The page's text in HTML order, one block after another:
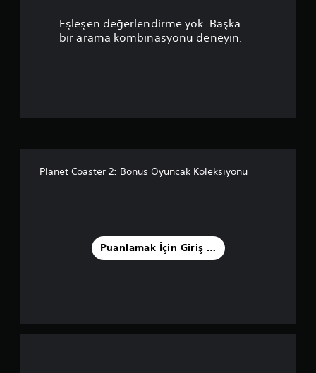
a
m
ı
Eşleşen değerlendirme yok. Başka
bir arama kombinasyonu deneyin.
Planet Coaster 2: Bonus Oyuncak Koleksiyonu
Puanlamak İçin Giriş Yapın